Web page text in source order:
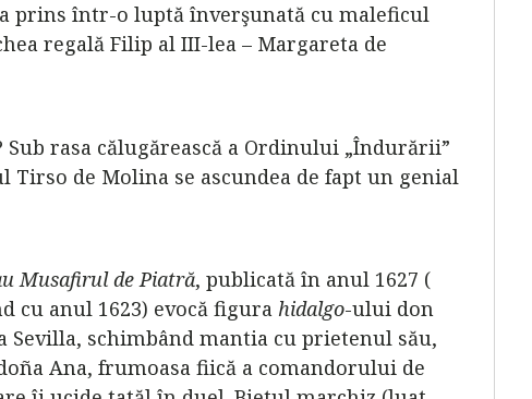
prins într-o luptă înverşunată cu maleficul
regală Filip al III-lea – Margareta de
Sub rasa călugărească a Ordinului „Îndurării”
Tirso de Molina se ascundea de fapt un genial
Musafirul de Piatră, publicată în anul 1627 (
cu anul 1623) evocă figura hidalgo-ului don
Sevilla, schimbând mantia cu prietenul său,
Ana, frumoasa fiică a comandorului de